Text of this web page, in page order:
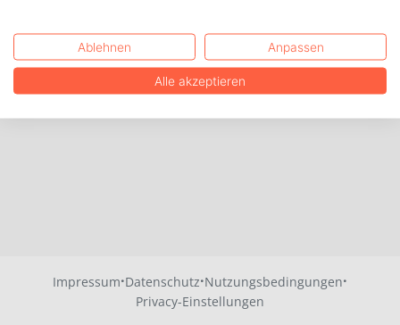
Impressum·Datenschutz·Nutzungsbedingungen·
Privacy-Einstellungen
Ablehnen Anpassen
Alle akzeptieren